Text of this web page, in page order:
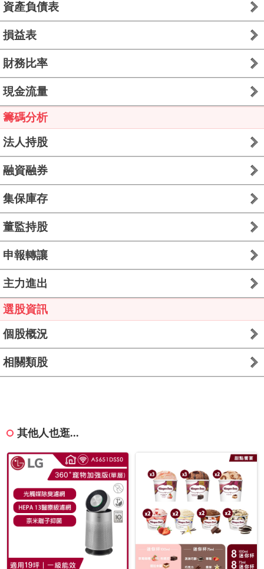
資產負債表
損益表
財務比率
現金流量
籌碼分析
法人持股
融資融券
集保庫存
董監持股
申報轉讓
主力進出
選股資訊
個股概況
相關類股
其他人也逛...